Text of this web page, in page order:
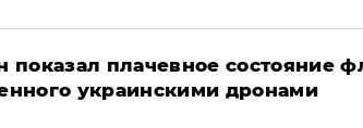
показал плачевное состояние
украинскими дронами